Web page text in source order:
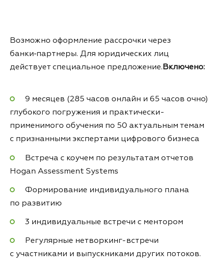
Возможно оформление рассрочки через
банки‑партнеры. Для юридических лиц
действует специальное предложение. Включено:
9 месяцев (285 часов онлайн и 65 часов очно)
глубокого погружения и практически-
применимого обучения по 50 актуальным темам
с признанными экспертами цифрового бизнеса
Встреча с коучем по результатам отчетов
Hogan Assessment Systems
Формирование индивидуального плана
по развитию
3 индивидуальные встречи с ментором
Регулярные нетворкинг-встречи
с участниками и выпускниками других потоков.